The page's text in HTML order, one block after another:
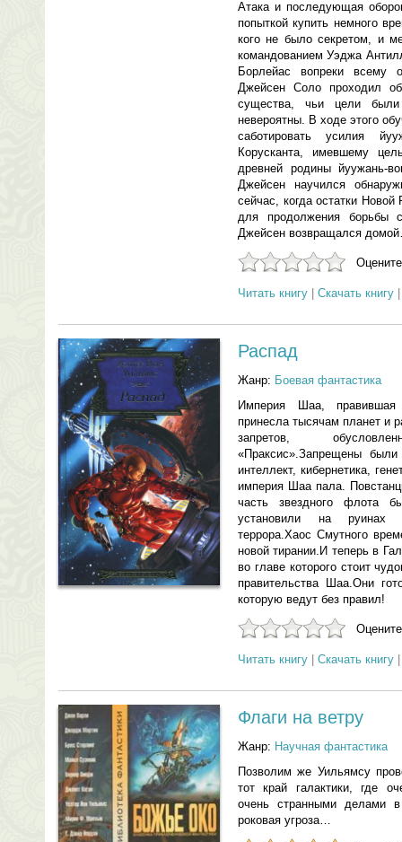
Атака и последующая
попыткой купить немного
кого не было секретом, и
командованием Уэджа
Борлейас вопреки всему
Джейсен Соло проходил
существа, чьи цели
невероятны. В ходе этого
саботировать усилия
Корусканта, имевшему
древней родины йуужань-
Джейсен научился
сейчас, когда остатки
для продолжения борьбы
Джейсен возвращался
Читать книгу Скачать книгу
Распад
Жанр: Боевая фантастика
Империя Шаа, правившая
принесла тысячам планет и
запретов,
«Праксис».Запрещены были
интеллект, кибернетика,
империя Шаа пала.
часть звездного флота
установили на руинах
террора.Хаос Смутного
новой тирании.И теперь в
во главе которого стоит
правительства Шаа.Они
которую ведут без правил!
Читать книгу Скачать книгу
Флаги на ветру
Жанр: Научная фантастика
Позволим же Уильямсу
тот край галактики, где
очень странными делами
роковая угроза…